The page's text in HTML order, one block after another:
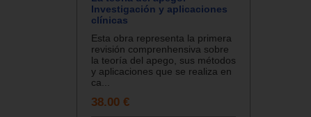
Investigación y aplicaciones
clínicas
Esta obra representa la primera
revisión comprenhensiva sobre
la teoría del apego, sus métodos
y aplicaciones que se realiza en
ca...
38.00 €